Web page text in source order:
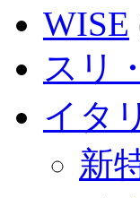
WISE
スリ
イタ
新